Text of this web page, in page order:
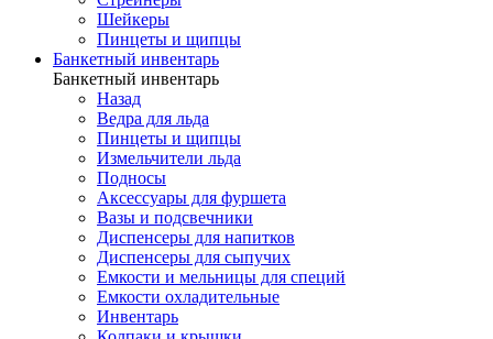
Шейкеры
Пинцеты и щипцы
Банкетный инвентарь
Банкетный инвентарь
Назад
Ведра для льда
Пинцеты и щипцы
Измельчители льда
Подносы
Аксессуары для фуршета
Вазы и подсвечники
Диспенсеры для напитков
Диспенсеры для сыпучих
Емкости и мельницы для специй
Емкости охладительные
Инвентарь